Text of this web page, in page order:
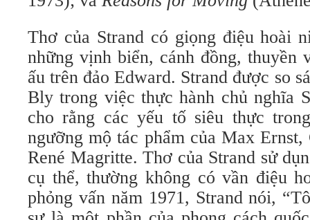
Thơ của Strand có giọng điệu hoài
những vịnh biển, cánh đồng, thuyền
ấu trên đảo Edward. Strand được so
Bly trong việc thực hành chủ nghĩa
cho rằng các yếu tố siêu thực
ngưỡng mộ tác phẩm của Max
René Magritte. Thơ của Strand sử
cụ thể, thường không có vần điệu
phỏng vấn năm 1971, Strand nói,